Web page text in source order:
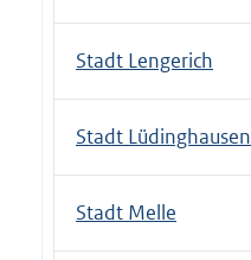
Stadt Lengerich
Stadt Lüdinghausen
Stadt Melle